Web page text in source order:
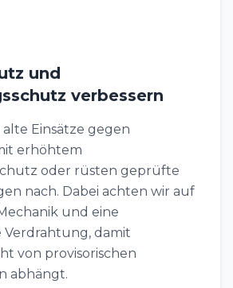
und
verbessern
Einsätze gegen
erhöhtem
oder rüsten geprüfte
nach. Dabei achten wir auf
und eine
damit
von provisorischen
abhängt.